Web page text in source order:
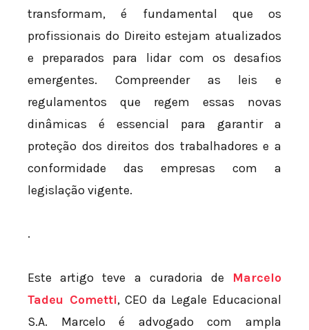
transformam, é fundamental que os
profissionais do Direito estejam atualizados
e preparados para lidar com os desafios
emergentes. Compreender as leis e
regulamentos que regem essas novas
dinâmicas é essencial para garantir a
proteção dos direitos dos trabalhadores e a
conformidade das empresas com a
legislação vigente.
.
Este artigo teve a curadoria de Marcelo
Tadeu Cometti, CEO da Legale Educacional
S.A. Marcelo é advogado com ampla